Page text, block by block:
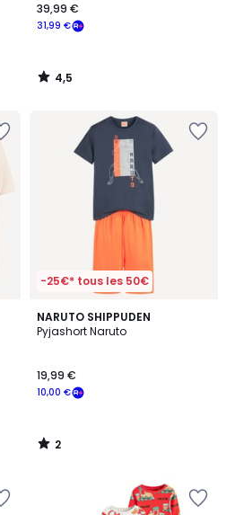
31,99 €
39,99 €
4,5
/
-25€* tous les 50€
NARUTO SHIPPUDEN
Pyjashort Naruto
10,00 €
19,99 €
2
/
2
/